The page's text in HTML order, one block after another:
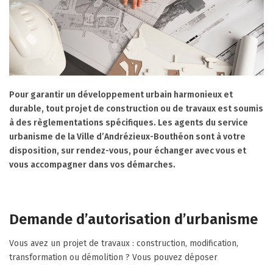
Pour garantir un développement urbain harmonieux et
durable, tout projet de construction ou de travaux est soumis
à des règlementations spécifiques. Les agents du service
urbanisme de la Ville d’Andrézieux-Bouthéon sont à votre
disposition, sur rendez-vous, pour échanger avec vous et
vous accompagner dans vos démarches.
Demande d’autorisation d’urbanisme
Vous avez un projet de travaux : construction, modification,
transformation ou démolition ? Vous pouvez déposer